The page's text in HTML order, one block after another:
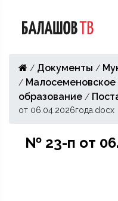
/ Документы /
/
образование /
от 06.04.2026года.docx
№ 23-п от